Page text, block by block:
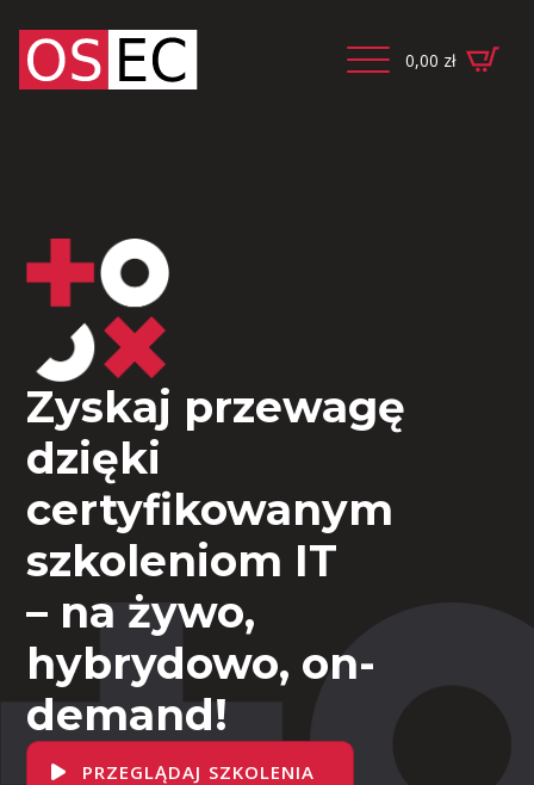
0,00 zł
Zyskaj przewagę
dzięki
certyfikowanym
szkoleniom IT
– na żywo,
hybrydowo, on-
demand!
PRZEGLĄDAJ SZKOLENIA